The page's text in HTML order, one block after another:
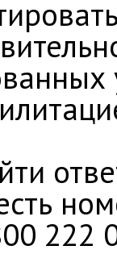
222